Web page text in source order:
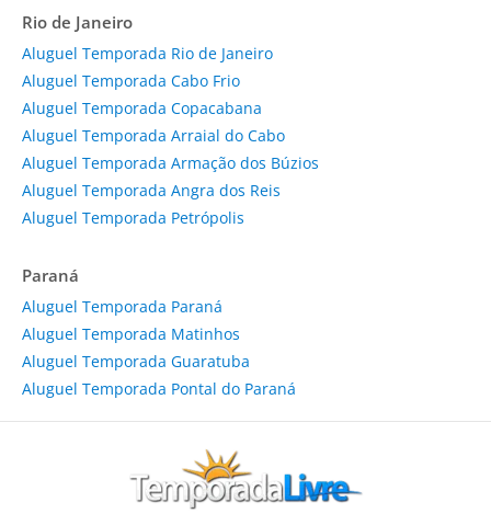
Rio de Janeiro
Aluguel Temporada Rio de Janeiro
Aluguel Temporada Cabo Frio
Aluguel Temporada Copacabana
Aluguel Temporada Arraial do Cabo
Aluguel Temporada Armação dos Búzios
Aluguel Temporada Angra dos Reis
Aluguel Temporada Petrópolis
Paraná
Aluguel Temporada Paraná
Aluguel Temporada Matinhos
Aluguel Temporada Guaratuba
Aluguel Temporada Pontal do Paraná